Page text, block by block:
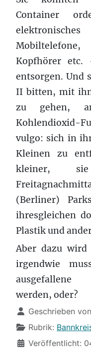
Container
Kopfhörer etc.
entsorgen. Und
II bitten, mit
zu gehen,
Kohlendioxid-
vulgo: sich in
Kleinen zu
kleiner,
(Berliner)
ihresgleichen
Plastik und
Aber dazu
irgendwie
ausgefallene
werden, oder?
DetailsGeschrieben
Rubrik:
Veröffentlicht: